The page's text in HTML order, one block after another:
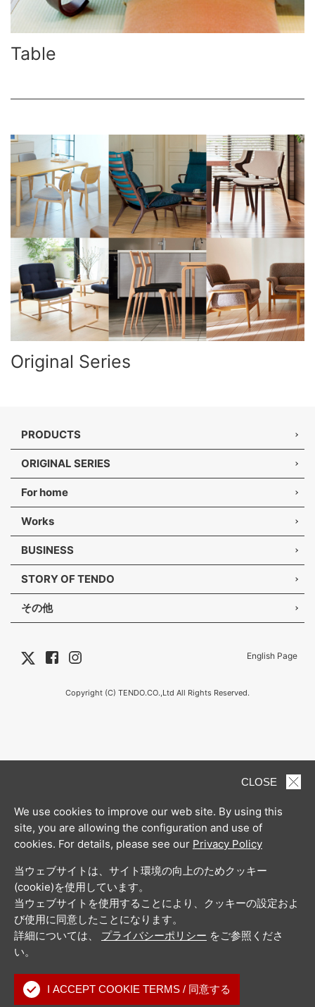
Table
Original Series
PRODUCTS
ORIGINAL SERIES
For home
Works
BUSINESS
STORY OF TENDO
その他
English Page
Copyright (C) TENDO.CO.,Ltd All Rights Reserved.
CLOSE
We use cookies to improve our web site. By using this
site, you are allowing the configuration and use of
cookies. For details, please see our Privacy Policy
当ウェブサイトは、サイト環境の向上のためクッキー
(cookie)を使用しています。
当ウェブサイトを使用することにより、クッキーの設定およ
び使用に同意したことになります。
詳細については、 プライバシーポリシー をご参照くださ
い。
I ACCEPT COOKIE TERMS / 同意する